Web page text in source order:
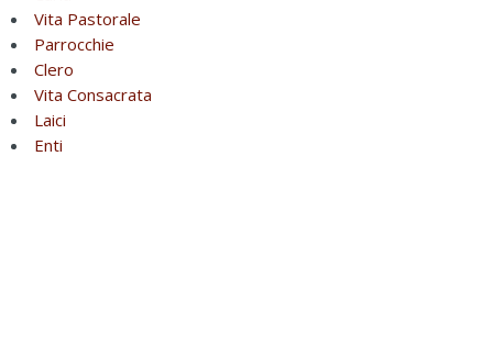
Vita Pastorale
Parrocchie
Clero
Vita Consacrata
Laici
Enti